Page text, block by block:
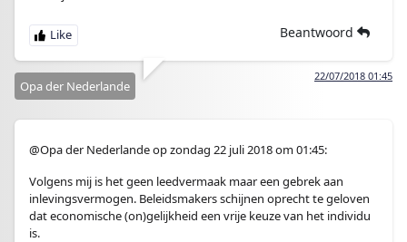
Beantwoord
22/07/2018 01:45
Opa der Nederlande
@Opa der Nederlande op zondag 22 juli 2018 om 01:45:
Volgens mij is het geen leedvermaak maar een gebrek aan
inlevingsvermogen. Beleidsmakers schijnen oprecht te geloven
dat economische (on)gelijkheid een vrije keuze van het individu
is.